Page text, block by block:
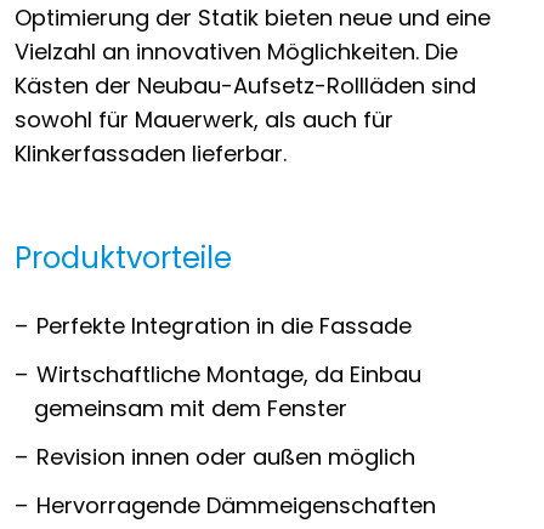
Optimierung der Statik bieten neue und eine
Vielzahl an innovativen Möglichkeiten. Die
Kästen der Neubau-Aufsetz-Rollläden sind
sowohl für Mauerwerk, als auch für
Klinkerfassaden lieferbar.
Produktvorteile
Perfekte Integration in die Fassade
Wirtschaftliche Montage, da Einbau
gemeinsam mit dem Fenster
Revision innen oder außen möglich
Hervorragende Dämmeigenschaften